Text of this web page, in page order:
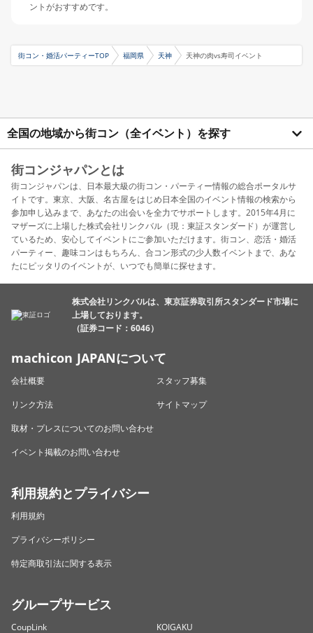
ントがおすすめです。
街コン・婚活パーティーTOP 福岡県 天神 天神の肉vs寿司イベント
全国の地域から街コン（全イベント）を探す
街コンジャパンとは
街コンジャパンは、日本最大級の街コン・パーティー情報の総合ポータルサ
イトです。東京、大阪、名古屋をはじめ日本全国のイベント情報の検索から
参加申し込みまで、あなたの出会いを全力でサポートします。2015年4月に
マザーズに上場した株式会社リンクバル（現：東証スタンダード）が運営し
ているため、安心してイベントにご参加いただけます。街コン、恋活・婚活
パーティー、趣味コンはもちろん、合コン形式の少人数イベントまで、あな
たにピッタリのイベントが、いつでも簡単に探せます。
株式会社リンクバルは、東京証券取引所スタンダード市場に
上場しております。
（証券コード：6046）
machicon JAPANについて
会社概要
スタッフ募集
リンク方法
サイトマップ
取材・プレスについてのお問い合わせ
イベント掲載のお問い合わせ
利用規約とプライバシー
利用規約
プライバシーポリシー
特定商取引法に関する表示
グループサービス
CoupLink KOIGAKU